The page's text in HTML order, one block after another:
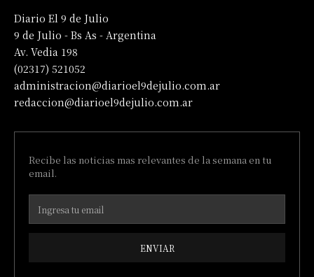
Diario El 9 de Julio
9 de Julio - Bs As - Argentina
Av. Vedia 198
(02317) 521052
administracion@diarioel9dejulio.com.ar
redaccion@diarioel9dejulio.com.ar
Recibe las noticias mas relevantes de la semana en tu
email.
ENVIAR